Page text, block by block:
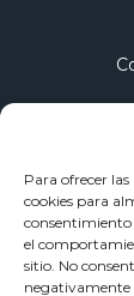
Para ofrecer
cookies para
consentimiento
el
sitio. No
negativamente